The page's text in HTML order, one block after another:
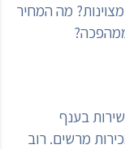
מה המחיר
בענף
מחזור המכירות מרשים. רוב